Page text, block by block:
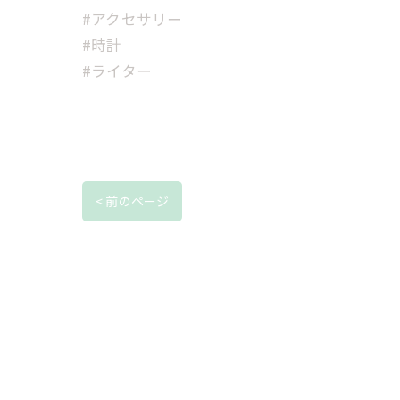
#アクセサリー
#時計
#ライター
< 前のページ